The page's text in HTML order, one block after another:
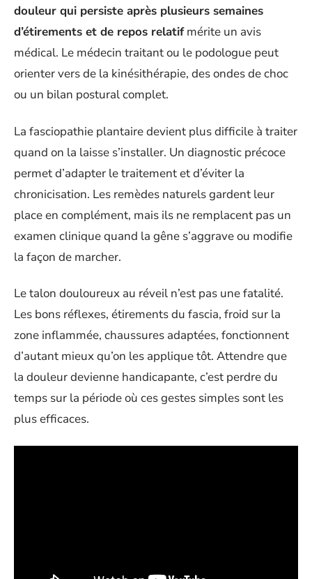
douleur qui persiste après plusieurs semaines
d’étirements et de repos relatifmérite un avis
médical. Le médecin traitant ou le podologue peut
orienter vers de la kinésithérapie, des ondes de choc
ou un bilan postural complet.
La fasciopathie plantaire devient plus difficile à traiter
quand on la laisse s’installer. Un diagnostic précoce
permet d’adapter le traitement et d’éviter la
chronicisation. Les remèdes naturels gardent leur
place en complément, mais ils ne remplacent pas un
examen clinique quand la gêne s’aggrave ou modifie
la façon de marcher.
Le talon douloureux au réveil n’est pas une fatalité.
Les bons réflexes, étirements du fascia, froid sur la
zone inflammée, chaussures adaptées, fonctionnent
d’autant mieux qu’on les applique tôt. Attendre que
la douleur devienne handicapante, c’est perdre du
temps sur la période où ces gestes simples sont les
plus efficaces.